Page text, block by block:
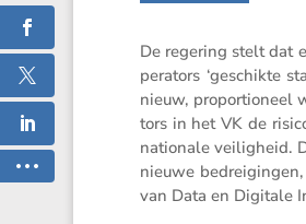
De regering stelt dat
pe­ra­tors ‘geschikte
nieuw, propor­ti­o­neel
tors in het VK de
natio­nale veilig­heid.
nieuwe
van Data en Digitale